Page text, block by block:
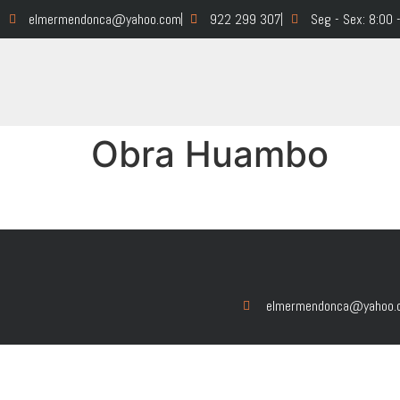
elmermendonca@yahoo.com 922 299 307 Seg - Sex:
Obra Huambo